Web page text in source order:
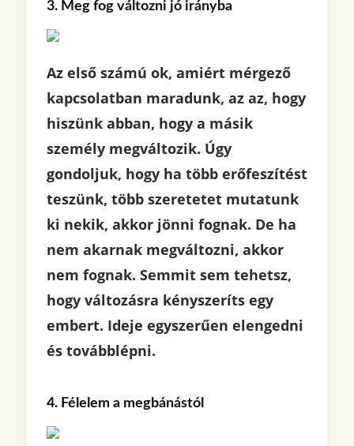
3. Meg fog változni jó irányba
Az első számú ok, amiért mérgező
kapcsolatban maradunk, az az, hogy
hiszünk abban, hogy a másik
személy megváltozik. Úgy
gondoljuk, hogy ha több erőfeszítést
teszünk, több szeretetet mutatunk
ki nekik, akkor jönni fognak. De ha
nem akarnak megváltozni, akkor
nem fognak. Semmit sem tehetsz,
hogy változásra kényszeríts egy
embert. Ideje egyszerűen elengedni
és továbblépni.
4. Félelem a megbánástól